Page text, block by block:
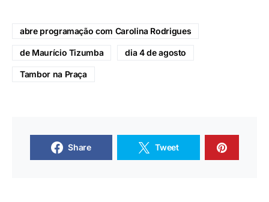
abre programação com Carolina Rodrigues
de Maurício Tizumba dia 4 de agosto
Tambor na Praça
Share Tweet